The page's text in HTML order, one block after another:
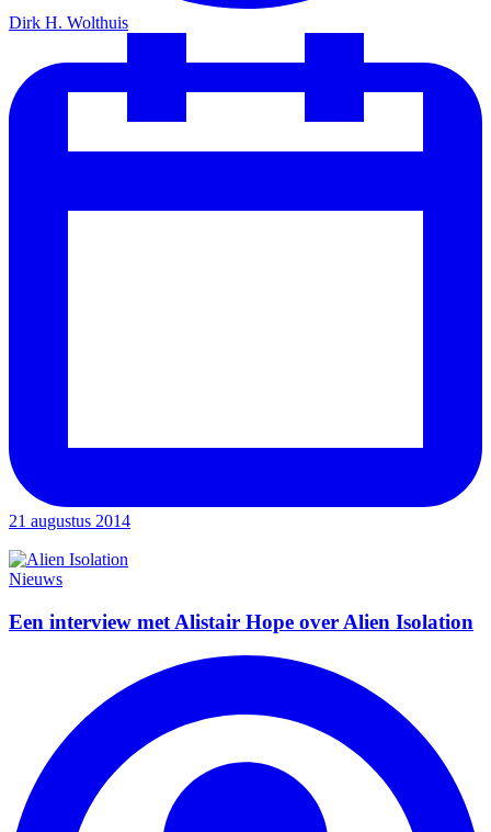
Dirk H. Wolthuis
21 augustus 2014
Nieuws
Een interview met Alistair Hope over Alien Isolation